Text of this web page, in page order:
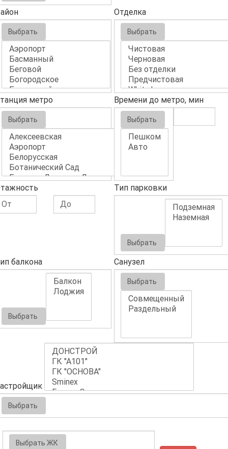
Выбрать
Отделка
Выбрать
метро
Выбрать
Времени до метро, мин
Выбрать
Тип парковки
Выбрать
балкона
Выбрать
Санузел
Выбрать
Выбрать
Выбрать ЖК